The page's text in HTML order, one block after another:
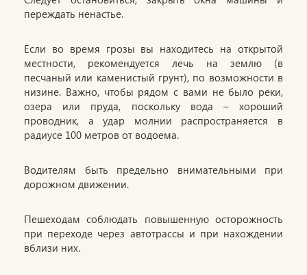
переждать ненастье.
Если во время грозы вы находитесь на открытой
местности, рекомендуется лечь на землю (в
песчаный или каменистый грунт), по возможности в
низине. Важно, чтобы рядом с вами не было реки,
озера или пруда, поскольку вода – хороший
проводник, а удар молнии распространяется в
радиусе 100 метров от водоема.
Водителям быть предельно внимательными при
дорожном движении.
Пешеходам соблюдать повышенную осторожность
при переходе через автотрассы и при нахождении
вблизи них.